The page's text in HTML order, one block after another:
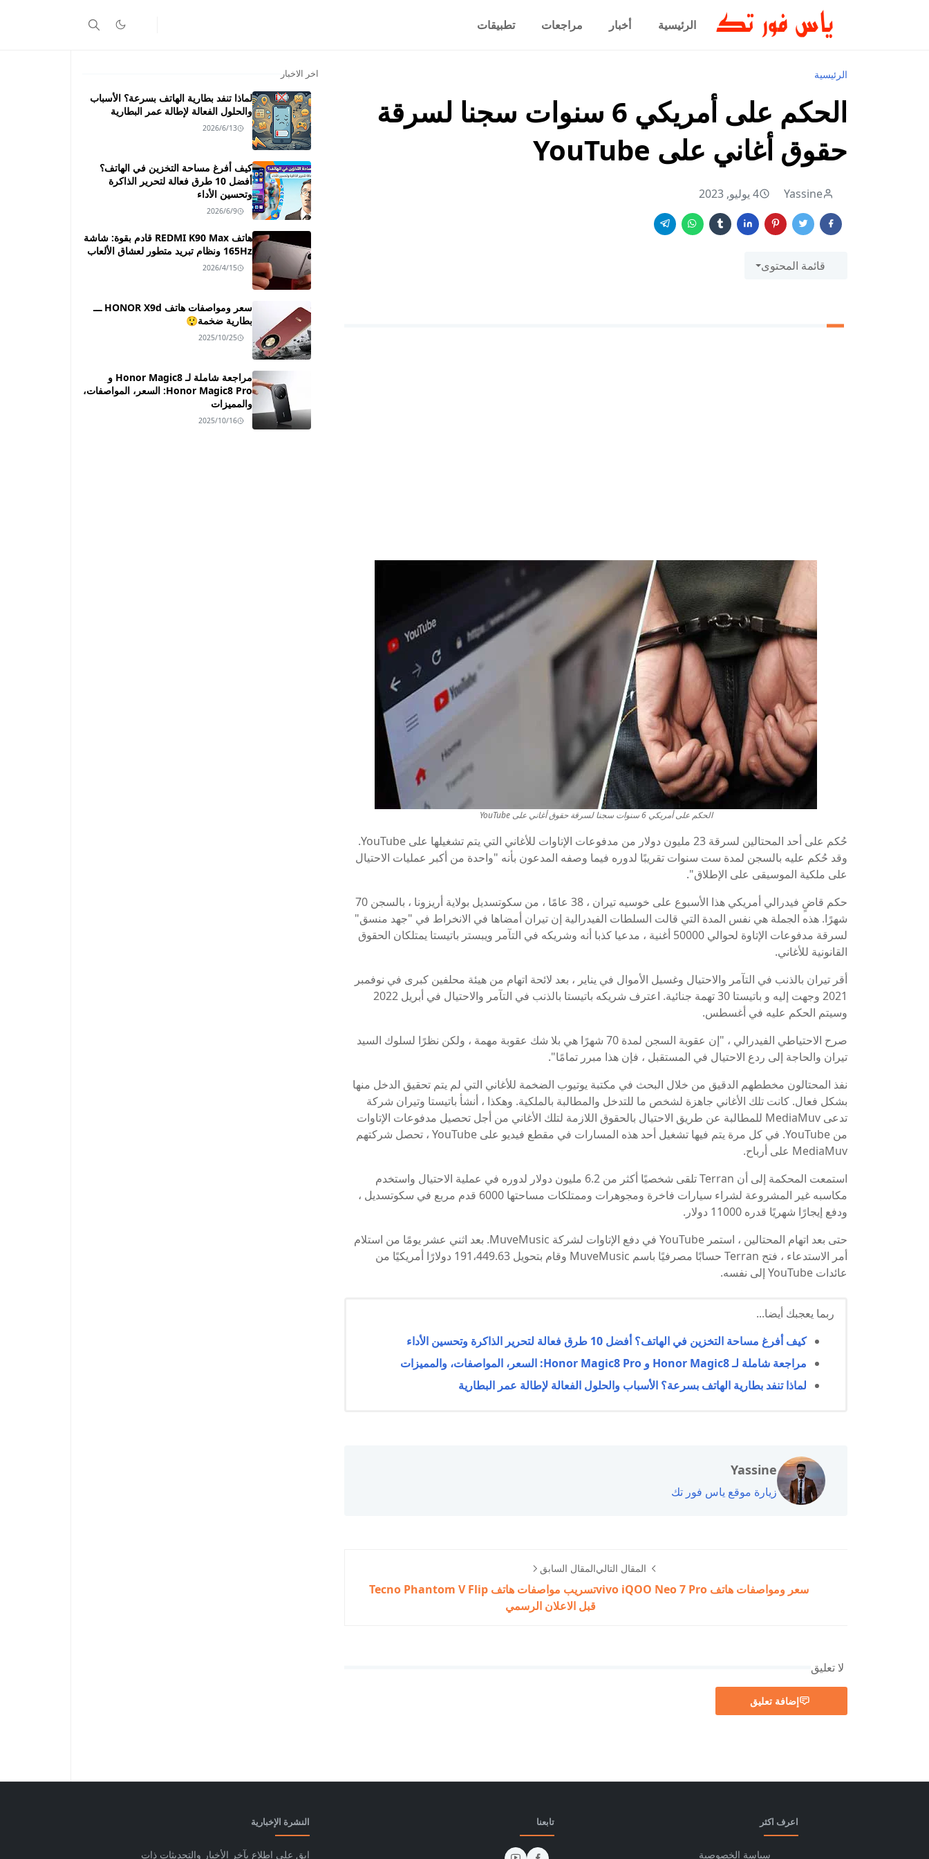
الرئيسية أخبار مراجعات تطبيقات
الرئيسية
الحكم على أمريكي 6 سنوات سجنا لسرقة
حقوق أغاني على YouTube
Yassine 4 يوليو, 2023
قائمة المحتوى
الحكم على أمريكي 6 سنوات سجنا لسرقة حقوق أغاني على YouTube
حُكم على أحد المحتالين لسرقة 23 مليون دولار من مدفوعات الإتاوات للأغاني التي يتم تشغيلها على YouTube.
وقد حُكم عليه بالسجن لمدة ست سنوات تقريبًا لدوره فيما وصفه المدعون بأنه "واحدة من أكبر عمليات الاحتيال
على ملكية الموسيقى على الإطلاق".
حكم قاضٍ فيدرالي أمريكي هذا الأسبوع على خوسيه تيران ، 38 عامًا ، من سكوتسديل بولاية أريزونا ، بالسجن 70
شهرًا. هذه الجملة هي نفس المدة التي قالت السلطات الفيدرالية إن تيران أمضاها في الانخراط في "جهد منسق"
لسرقة مدفوعات الإتاوة لحوالي 50000 أغنية ، مدعيا كذبا أنه وشريكه في التآمر ويبستر باتيستا يمتلكان الحقوق
القانونية للأغاني.
أقر تيران بالذنب في التآمر والاحتيال وغسيل الأموال في يناير ، بعد لائحة اتهام من هيئة محلفين كبرى في نوفمبر
2021 وجهت إليه و باتيستا 30 تهمة جنائية. اعترف شريكه باتيستا بالذنب في التآمر والاحتيال في أبريل 2022
وسيتم الحكم عليه في أغسطس.
صرح الاحتياطي الفيدرالي ، "إن عقوبة السجن لمدة 70 شهرًا هي بلا شك عقوبة مهمة ، ولكن نظرًا لسلوك السيد
تيران والحاجة إلى ردع الاحتيال في المستقبل ، فإن هذا مبرر تمامًا".
نفذ المحتالون مخططهم الدقيق من خلال البحث في مكتبة يوتيوب الضخمة للأغاني التي لم يتم تحقيق الدخل منها
بشكل فعال. كانت تلك الأغاني جاهزة لشخص ما للتدخل والمطالبة بالملكية. وهكذا ، أنشأ باتيستا وتيران شركة
تدعى MediaMuv للمطالبة عن طريق الاحتيال بالحقوق اللازمة لتلك الأغاني من أجل تحصيل مدفوعات الإتاوات
من YouTube. في كل مرة يتم فيها تشغيل أحد هذه المسارات في مقطع فيديو على YouTube ، تحصل شركتهم
MediaMuv على أرباح.
استمعت المحكمة إلى أن Terran تلقى شخصيًا أكثر من 6.2 مليون دولار لدوره في عملية الاحتيال واستخدم
مكاسبه غير المشروعة لشراء سيارات فاخرة ومجوهرات وممتلكات مساحتها 6000 قدم مربع في سكوتسديل ،
ودفع إيجارًا شهريًا قدره 11000 دولار.
حتى بعد اتهام المحتالين ، استمر YouTube في دفع الإتاوات لشركة MuveMusic. بعد اثني عشر يومًا من استلام
أمر الاستدعاء ، فتح Terran حسابًا مصرفيًا باسم MuveMusic وقام بتحويل 191،449.63 دولارًا أمريكيًا من
عائدات YouTube إلى نفسه.
ربما يعجبك أيضا...
كيف أفرغ مساحة التخزين في الهاتف؟ أفضل 10 طرق فعالة لتحرير الذاكرة وتحسين الأداء
مراجعة شاملة لـ Honor Magic8 و Honor Magic8 Pro: السعر، المواصفات، والمميزات
لماذا تنفد بطارية الهاتف بسرعة؟ الأسباب والحلول الفعالة لإطالة عمر البطارية
Yassine
زيارة موقع ياس فور تك
المقال التالي
سعر ومواصفات هاتف vivo iQOO Neo 7 Pro
المقال السابق
تسريب مواصفات هاتف Tecno Phantom V Flip
قبل الاعلان الرسمي
لا تعليق
إضافة تعليق
اخر الاخبار
لماذا تنفد بطارية الهاتف بسرعة؟ الأسباب
والحلول الفعالة لإطالة عمر البطارية
2026/6/13
كيف أفرغ مساحة التخزين في الهاتف؟
أفضل 10 طرق فعالة لتحرير الذاكرة
وتحسين الأداء
2026/6/9
هاتف REDMI K90 Max قادم بقوة: شاشة
165Hz ونظام تبريد متطور لعشاق الألعاب
2026/4/15
سعر ومواصفات هاتف HONOR X9d ـــ
بطارية ضخمة😲
2025/10/25
مراجعة شاملة لـ Honor Magic8 و
Honor Magic8 Pro: السعر، المواصفات،
والمميزات
2025/10/16
اعرف اكثر
سياسة الخصوصية
تابعنا النشرة الإخبارية
ابق على اطلاع بآخر الأخبار والتحديثات ذات